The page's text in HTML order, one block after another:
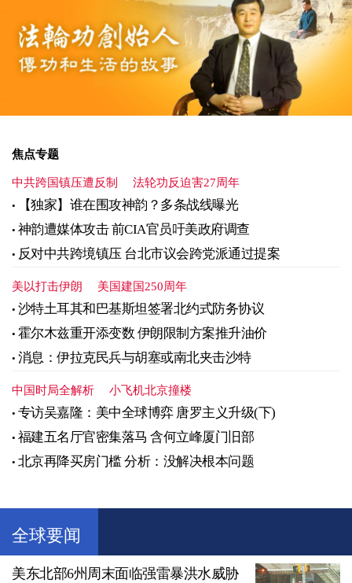
焦点专题
中共跨国镇压遭反制 法轮功反迫害27周年
【独家】谁在围攻神韵？多条战线曝光
神韵遭媒体攻击 前CIA官员吁美政府调查
反对中共跨境镇压 台北市议会跨党派通过提案
美以打击伊朗 美国建国250周年
沙特土耳其和巴基斯坦签署北约式防务协议
霍尔木兹重开添变数 伊朗限制方案推升油价
消息：伊拉克民兵与胡塞或南北夹击沙特
中国时局全解析 小飞机北京撞楼
专访吴嘉隆：美中全球博弈 唐罗主义升级(下)
福建五名厅官密集落马 含何立峰厦门旧部
北京再降买房门槛 分析：没解决根本问题
全球要闻
美东北部6州周末面临强雷暴洪水威胁